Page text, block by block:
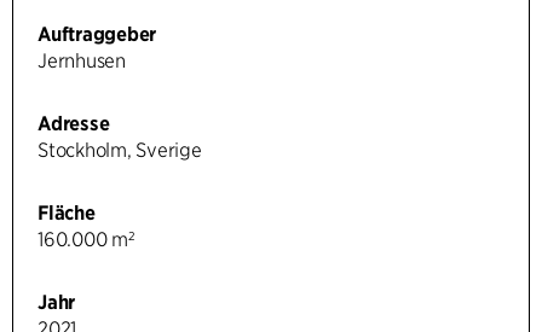
Auftraggeber
Jernhusen
Adresse
Stockholm, Sverige
Fläche
160.000 m²
Jahr